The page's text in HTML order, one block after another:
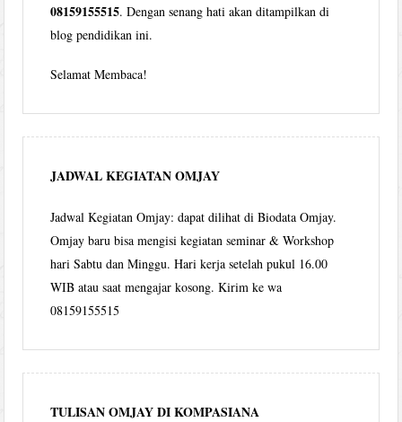
08159155515. Dengan senang hati akan ditampilkan di
blog pendidikan ini.
Selamat Membaca!
JADWAL KEGIATAN OMJAY
Jadwal Kegiatan Omjay: dapat dilihat di Biodata Omjay.
Omjay baru bisa mengisi kegiatan seminar & Workshop
hari Sabtu dan Minggu. Hari kerja setelah pukul 16.00
WIB atau saat mengajar kosong. Kirim ke wa
08159155515
TULISAN OMJAY DI KOMPASIANA